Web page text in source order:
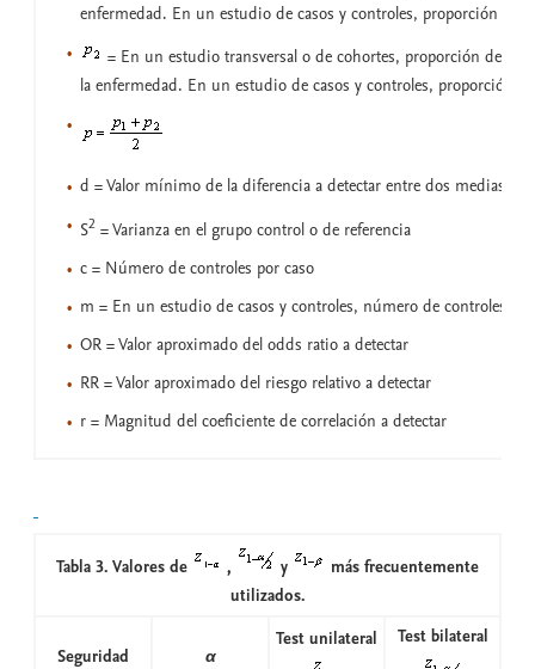
enfermedad. En un estudio de casos y controles, proporción de
= En un estudio transversal o de cohortes, proporción de no
la enfermedad. En un estudio de casos y controles, proporción
d = Valor mínimo de la diferencia a detectar entre dos medias
S2= Varianza en el grupo control o de referencia
c = Número de controles por caso
m = En un estudio de casos y controles, número de controles
OR = Valor aproximado del odds ratio a detectar
RR = Valor aproximado del riesgo relativo a detectar
r = Magnitud del coeficiente de correlación a detectar
Tabla 3. Valores de , y
más frecuentemente
utilizados.
Seguridad α
Test unilateral Test bilateral